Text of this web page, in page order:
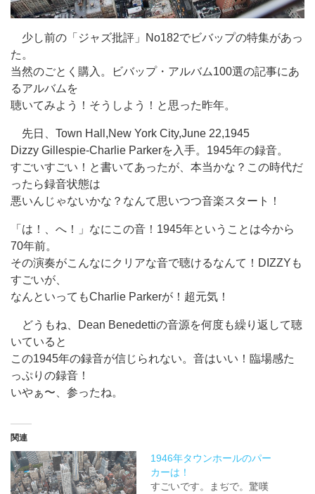
少し前の「ジャズ批評」No182でビバップの特集があっ
た。
当然のごとく購入。ビバップ・アルバム100選の記事にあ
るアルバムを
聴いてみよう！そうしよう！と思った昨年。
先日、Town Hall,New York City,June 22,1945
Dizzy Gillespie-Charlie Parkerを入手。1945年の録音。
すごいすごい！と書いてあったが、本当かな？この時代だ
ったら録音状態は
悪いんじゃないかな？なんて思いつつ音楽スタート！
「は！、へ！」なにこの音！1945年ということは今から
70年前。
その演奏がこんなにクリアな音で聴けるなんて！DIZZYも
すごいが、
なんといってもCharlie Parkerが！超元気！
どうもね、Dean Benedettiの音源を何度も繰り返して聴
いていると
この1945年の録音が信じられない。音はいい！臨場感た
っぷりの録音！
いやぁ〜、参ったね。
関連
1946年タウンホールのパー
カーは！
すごいです。まぢで。驚嘆